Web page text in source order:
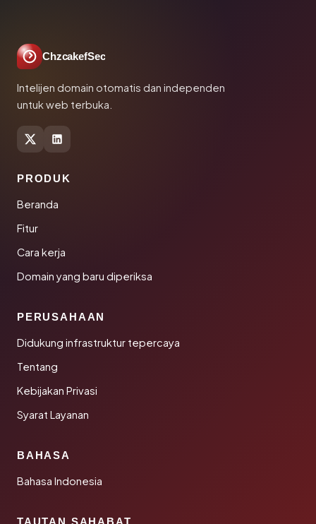
ChzcakefSec
Intelijen domain otomatis dan independen
untuk web terbuka.
PRODUK
Beranda
Fitur
Cara kerja
Domain yang baru diperiksa
PERUSAHAAN
Didukung infrastruktur tepercaya
Tentang
Kebijakan Privasi
Syarat Layanan
BAHASA
Bahasa Indonesia
TAUTAN SAHABAT